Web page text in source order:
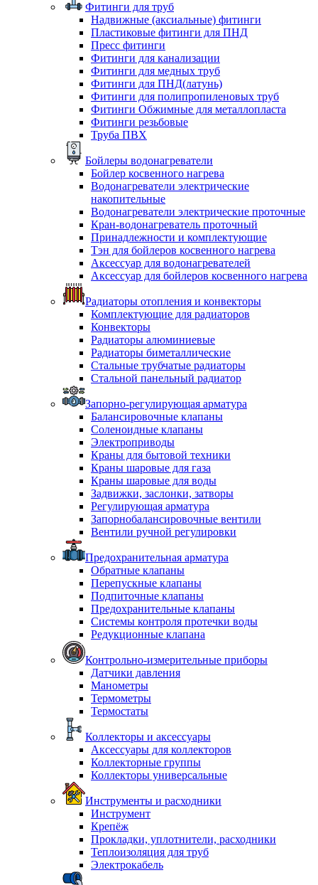
Фитинги для труб
Надвижные (аксиальные) фитинги
Пластиковые фитинги для ПНД
Пресс фитинги
Фитинги для канализации
Фитинги для медных труб
Фитинги для ПНД(латунь)
Фитинги для полипропиленовых труб
Фитинги Обжимные для металлопласта
Фитинги резьбовые
Труба ПВХ
Бойлеры водонагреватели
Бойлер косвенного нагрева
Водонагреватели электрические
накопительные
Водонагреватели электрические проточные
Кран-водонагреватель проточный
Принадлежности и комплектующие
Тэн для бойлеров косвенного нагрева
Аксессуар для водонагревателей
Аксессуар для бойлеров косвенного нагрева
Радиаторы отопления и конвекторы
Комплектующие для радиаторов
Конвекторы
Радиаторы алюминиевые
Радиаторы биметаллические
Стальные трубчатые радиаторы
Стальной панельный радиатор
Запорно-регулирующая арматура
Балансировочные клапаны
Соленоидные клапаны
Электроприводы
Краны для бытовой техники
Краны шаровые для газа
Краны шаровые для воды
Задвижки, заслонки, затворы
Регулирующая арматура
Запорнобалансировочные вентили
Вентили ручной регулировки
Предохранительная арматура
Обратные клапаны
Перепускные клапаны
Подпиточные клапаны
Предохранительные клапаны
Системы контроля протечки воды
Редукционные клапана
Контрольно-измерительные приборы
Датчики давления
Манометры
Термометры
Термостаты
Коллекторы и аксессуары
Аксессуары для коллекторов
Коллекторные группы
Коллекторы универсальные
Инструменты и расходники
Инструмент
Крепёж
Прокладки, уплотнители, расходники
Теплоизоляция для труб
Электрокабель